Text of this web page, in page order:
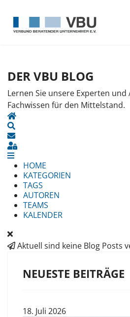
DER VBU BLOG
Lernen Sie unsere Experten
Fachwissen für den Mittelstand.
HOME
UPDATES ABONNIEREN
SIGN IN
HOME
KATEGORIEN
TAGS
AUTOREN
TEAMS
KALENDER
Aktuell sind keine Blog Posts
NEUESTE BEITRÄGE
18. Juli 2026